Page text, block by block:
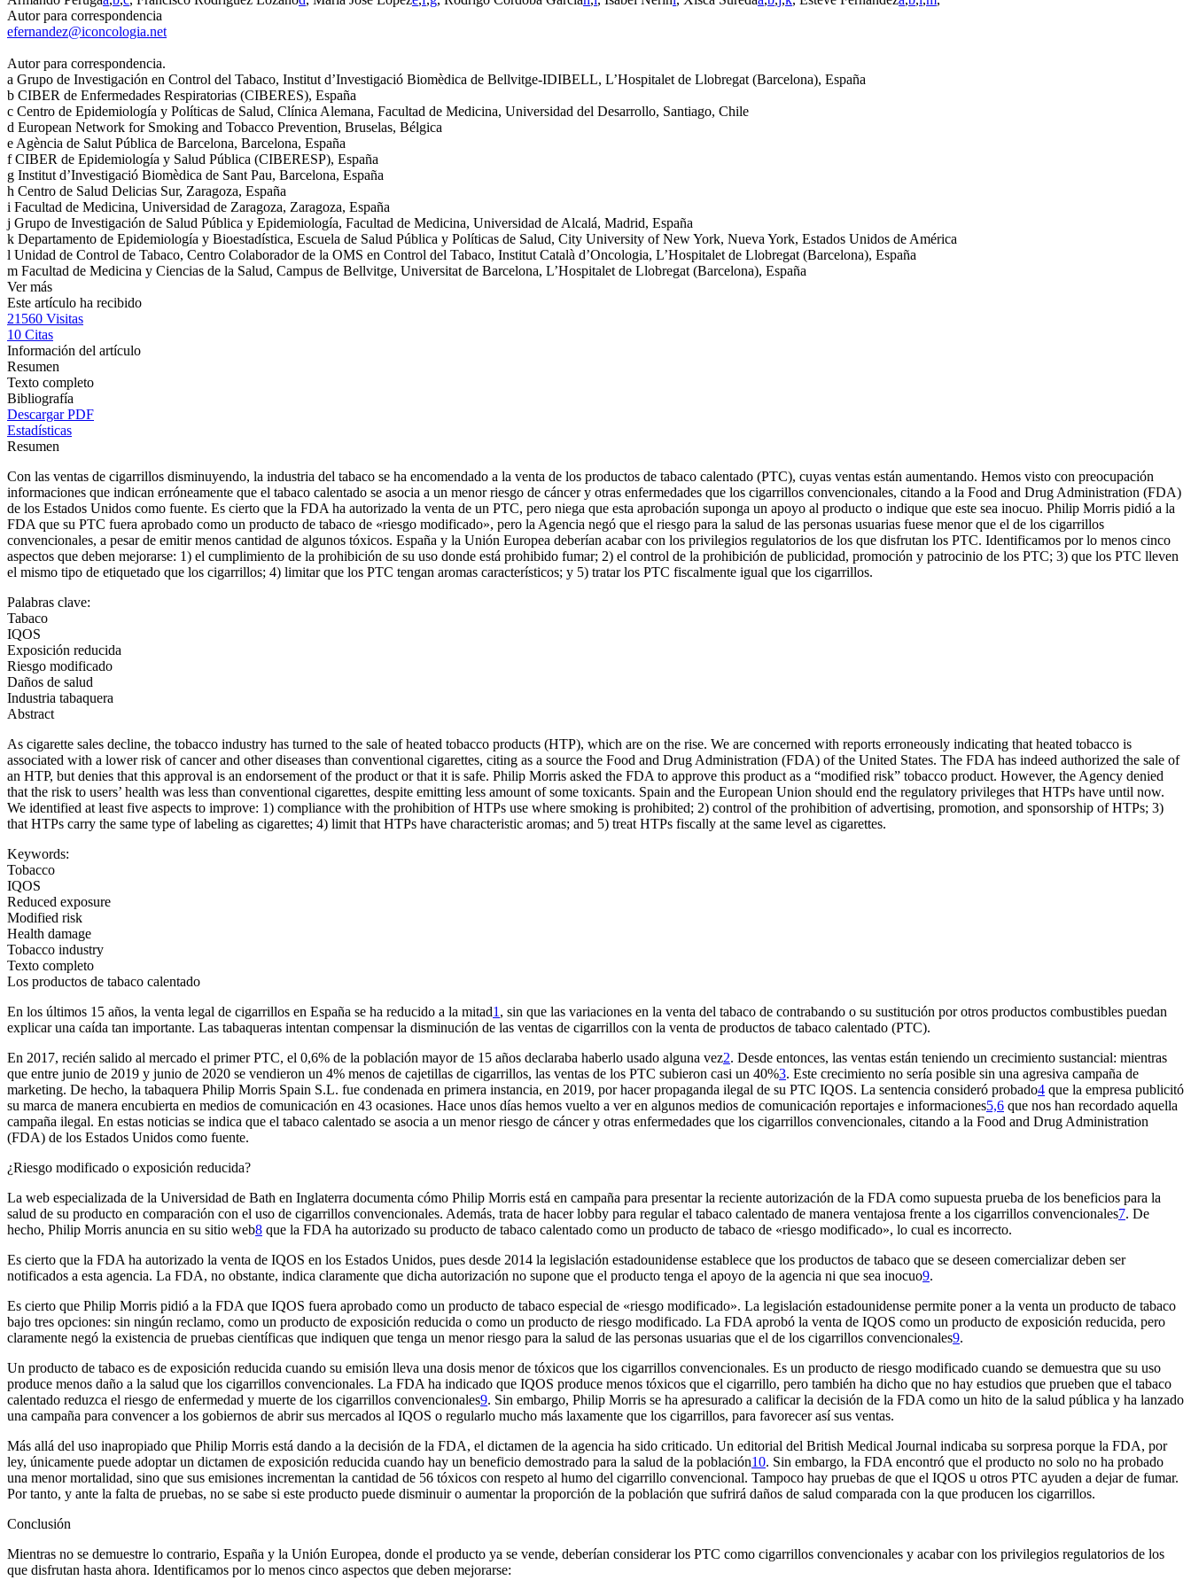
Autor para correspondencia
efernandez@iconcologia.net
Autor para correspondencia.
a Grupo de Investigación en Control del Tabaco, Institut d’Investigació Biomèdica de Bellvitge-IDIBELL, L’Hospitalet de Llobregat (Barcelona), España
b CIBER de Enfermedades Respiratorias (CIBERES), España
c Centro de Epidemiología y Políticas de Salud, Clínica Alemana, Facultad de Medicina, Universidad del Desarrollo, Santiago, Chile
d European Network for Smoking and Tobacco Prevention, Bruselas, Bélgica
e Agència de Salut Pública de Barcelona, Barcelona, España
fCIBER de Epidemiología y Salud Pública (CIBERESP), España
g Institut d’Investigació Biomèdica de Sant Pau, Barcelona, España
h Centro de Salud Delicias Sur, Zaragoza, España
i Facultad de Medicina, Universidad de Zaragoza, Zaragoza, España
j Grupo de Investigación de Salud Pública y Epidemiología, Facultad de Medicina, Universidad de Alcalá, Madrid, España
k Departamento de Epidemiología y Bioestadística, Escuela de Salud Pública y Políticas de Salud, City University of New York, Nueva York, Estados Unidos de América
l Unidad de Control de Tabaco, Centro Colaborador de la OMS en Control del Tabaco, Institut Català d’Oncologia, L’Hospitalet de Llobregat (Barcelona), España
m Facultad de Medicina y Ciencias de la Salud, Campus de Bellvitge, Universitat de Barcelona, L’Hospitalet de Llobregat (Barcelona), España
Ver más
Este artículo ha recibido
21560 Visitas
10 Citas
Información del artículo
Resumen
Texto completo
Bibliografía
Descargar PDF
Estadísticas
Resumen
Con las ventas de cigarrillos disminuyendo, la industria del tabaco se ha encomendado a la venta de los productos de tabaco calentado (PTC), cuyas ventas están aumentando. Hemos visto con preocupación
informaciones que indican erróneamente que el tabaco calentado se asocia a un menor riesgo de cáncer y otras enfermedades que los cigarrillos convencionales, citando a la Food and Drug Administration (FDA)
de los Estados Unidos como fuente. Es cierto que la FDA ha autorizado la venta de un PTC, pero niega que esta aprobación suponga un apoyo al producto o indique que este sea inocuo. Philip Morris pidió a la
FDA que su PTC fuera aprobado como un producto de tabaco de «riesgo modificado», pero la Agencia negó que el riesgo para la salud de las personas usuarias fuese menor que el de los cigarrillos
convencionales, a pesar de emitir menos cantidad de algunos tóxicos. España y la Unión Europea deberían acabar con los privilegios regulatorios de los que disfrutan los PTC. Identificamos por lo menos cinco
aspectos que deben mejorarse: 1) el cumplimiento de la prohibición de su uso donde está prohibido fumar; 2) el control de la prohibición de publicidad, promoción y patrocinio de los PTC; 3) que los PTC lleven
el mismo tipo de etiquetado que los cigarrillos; 4) limitar que los PTC tengan aromas característicos; y 5) tratar los PTC fiscalmente igual que los cigarrillos.
Palabras clave:
Tabaco
IQOS
Exposición reducida
Riesgo modificado
Daños de salud
Industria tabaquera
Abstract
As cigarette sales decline, the tobacco industry has turned to the sale of heated tobacco products (HTP), which are on the rise. We are concerned with reports erroneously indicating that heated tobacco is
associated with a lower risk of cancer and other diseases than conventional cigarettes, citing as a source the Food and Drug Administration (FDA) of the United States. The FDA has indeed authorized the sale of
an HTP, but denies that this approval is an endorsement of the product or that it is safe. Philip Morris asked the FDA to approve this product as a “modified risk” tobacco product. However, the Agency denied
that the risk to users’ health was less than conventional cigarettes, despite emitting less amount of some toxicants. Spain and the European Union should end the regulatory privileges that HTPs have until now.
We identified at least five aspects to improve: 1) compliance with the prohibition of HTPs use where smoking is prohibited; 2) control of the prohibition of advertising, promotion, and sponsorship of HTPs; 3)
that HTPs carry the same type of labeling as cigarettes; 4) limit that HTPs have characteristic aromas; and 5) treat HTPs fiscally at the same level as cigarettes.
Keywords:
Tobacco
IQOS
Reduced exposure
Modified risk
Health damage
Tobacco industry
Texto completo
Los productos de tabaco calentado
En los últimos 15 años, la venta legal de cigarrillos en España se ha reducido a la mitad1 , sin que las variaciones en la venta del tabaco de contrabando o su sustitución por otros productos combustibles puedan
explicar una caída tan importante. Las tabaqueras intentan compensar la disminución de las ventas de cigarrillos con la venta de productos de tabaco calentado (PTC).
En 2017, recién salido al mercado el primer PTC, el 0,6% de la población mayor de 15 años declaraba haberlo usado alguna vez2. Desde entonces, las ventas están teniendo un crecimiento sustancial: mientras
que entre junio de 2019 y junio de 2020 se vendieron un 4% menos de cajetillas de cigarrillos, las ventas de los PTC subieron casi un 40%3. Este crecimiento no sería posible sin una agresiva campaña de
marketing. De hecho, la tabaquera Philip Morris Spain S.L. fue condenada en primera instancia, en 2019, por hacer propaganda ilegal de su PTC IQOS. La sentencia consideró probado4 que la empresa publicitó
su marca de manera encubierta en medios de comunicación en 43 ocasiones. Hace unos días hemos vuelto a ver en algunos medios de comunicación reportajes e informaciones5,6 que nos han recordado aquella
campaña ilegal. En estas noticias se indica que el tabaco calentado se asocia a un menor riesgo de cáncer y otras enfermedades que los cigarrillos convencionales, citando a la Food and Drug Administration
(FDA) de los Estados Unidos como fuente.
¿Riesgo modificado o exposición reducida?
La web especializada de la Universidad de Bath en Inglaterra documenta cómo Philip Morris está en campaña para presentar la reciente autorización de la FDA como supuesta prueba de los beneficios para la
salud de su producto en comparación con el uso de cigarrillos convencionales. Además, trata de hacerlobby para regular el tabaco calentado de manera ventajosa frente a los cigarrillos convencionales7. De
hecho, Philip Morris anuncia en su sitio web8 que la FDA ha autorizado su producto de tabaco calentado como un producto de tabaco de «riesgo modificado», lo cual es incorrecto.
Es cierto que la FDA ha autorizado la venta de IQOS en los Estados Unidos, pues desde 2014 la legislación estadounidense establece que los productos de tabaco que se deseen comercializar deben ser
notificados a esta agencia. La FDA, no obstante, indica claramente que dicha autorización no supone que el producto tenga el apoyo de la agencia ni que sea inocuo9.
Es cierto que Philip Morris pidió a la FDA que IQOS fuera aprobado como un producto de tabaco especial de «riesgo modificado». La legislación estadounidense permite poner a la venta un producto de tabaco
bajo tres opciones: sin ningún reclamo, como un producto de exposición reducida o como un producto de riesgo modificado. La FDA aprobó la venta de IQOS como un producto de exposición reducida, pero
claramente negó la existencia de pruebas científicas que indiquen que tenga un menor riesgo para la salud de las personas usuarias que el de los cigarrillos convencionales9.
Un producto de tabaco es de exposición reducida cuando su emisión lleva una dosis menor de tóxicos que los cigarrillos convencionales. Es un producto de riesgo modificado cuando se demuestra que su uso
produce menos daño a la salud que los cigarrillos convencionales. La FDA ha indicado que IQOS produce menos tóxicos que el cigarrillo, pero también ha dicho que no hay estudios que prueben que el tabaco
calentado reduzca el riesgo de enfermedad y muerte de los cigarrillos convencionales9. Sin embargo, Philip Morris se ha apresurado a calificar la decisión de la FDA como un hito de la salud pública y ha lanzado
una campaña para convencer a los gobiernos de abrir sus mercados al IQOS o regularlo mucho más laxamente que los cigarrillos, para favorecer así sus ventas.
Más allá del uso inapropiado que Philip Morris está dando a la decisión de la FDA, el dictamen de la agencia ha sido criticado. Un editorial del British Medical Journal indicaba su sorpresa porque la FDA, por
ley, únicamente puede adoptar un dictamen de exposición reducida cuando hay un beneficio demostrado para la salud de la población10. Sin embargo, la FDA encontró que el producto no solo no ha probado
una menor mortalidad, sino que sus emisiones incrementan la cantidad de 56 tóxicos con respeto al humo del cigarrillo convencional. Tampoco hay pruebas de que el IQOS u otros PTC ayuden a dejar de fumar.
Por tanto, y ante la falta de pruebas, no se sabe si este producto puede disminuir o aumentar la proporción de la población que sufrirá daños de salud comparada con la que producen los cigarrillos.
Conclusión
Mientras no se demuestre lo contrario, España y la Unión Europea, donde el producto ya se vende, deberían considerar los PTC como cigarrillos convencionales y acabar con los privilegios regulatorios de los
que disfrutan hasta ahora. Identificamos por lo menos cinco aspectos que deben mejorarse: